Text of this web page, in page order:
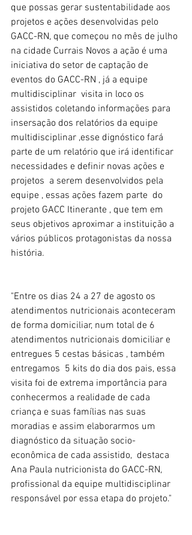
que possas gerar sustentabilidade aos
projetos e ações desenvolvidas pelo
GACC-RN, que começou no mês de julho
na cidade Currais Novos a ação é uma
iniciativa do setor de captação de
eventos do GACC-RN , já a equipe
multidisciplinar  visita in loco os
assistidos coletando informações para
insersação dos relatórios da equipe
multidisciplinar ,esse dignóstico fará
parte de um relatório que irá identificar
necessidades e definir novas ações e
projetos  a serem desenvolvidos pela
equipe , essas ações fazem parte  do
projeto GACC Itinerante , que tem em
seus objetivos aproximar a instituição a
vários públicos protagonistas da nossa
história.
"Entre os dias 24 a 27 de agosto os
atendimentos nutricionais aconteceram
de forma domiciliar, num total de 6
atendimentos nutricionais domiciliar e
entregues 5 cestas básicas , também
entregamos  5 kits do dia dos pais, essa
visita foi de extrema importância para
conhecermos a realidade de cada
criança e suas famílias nas suas
moradias e assim elaborarmos um
diagnóstico da situação socio-
econômica de cada assistido,  destaca
Ana Paula nutricionista do GACC-RN,
profissional da equipe multidisciplinar
responsável por essa etapa do projeto."